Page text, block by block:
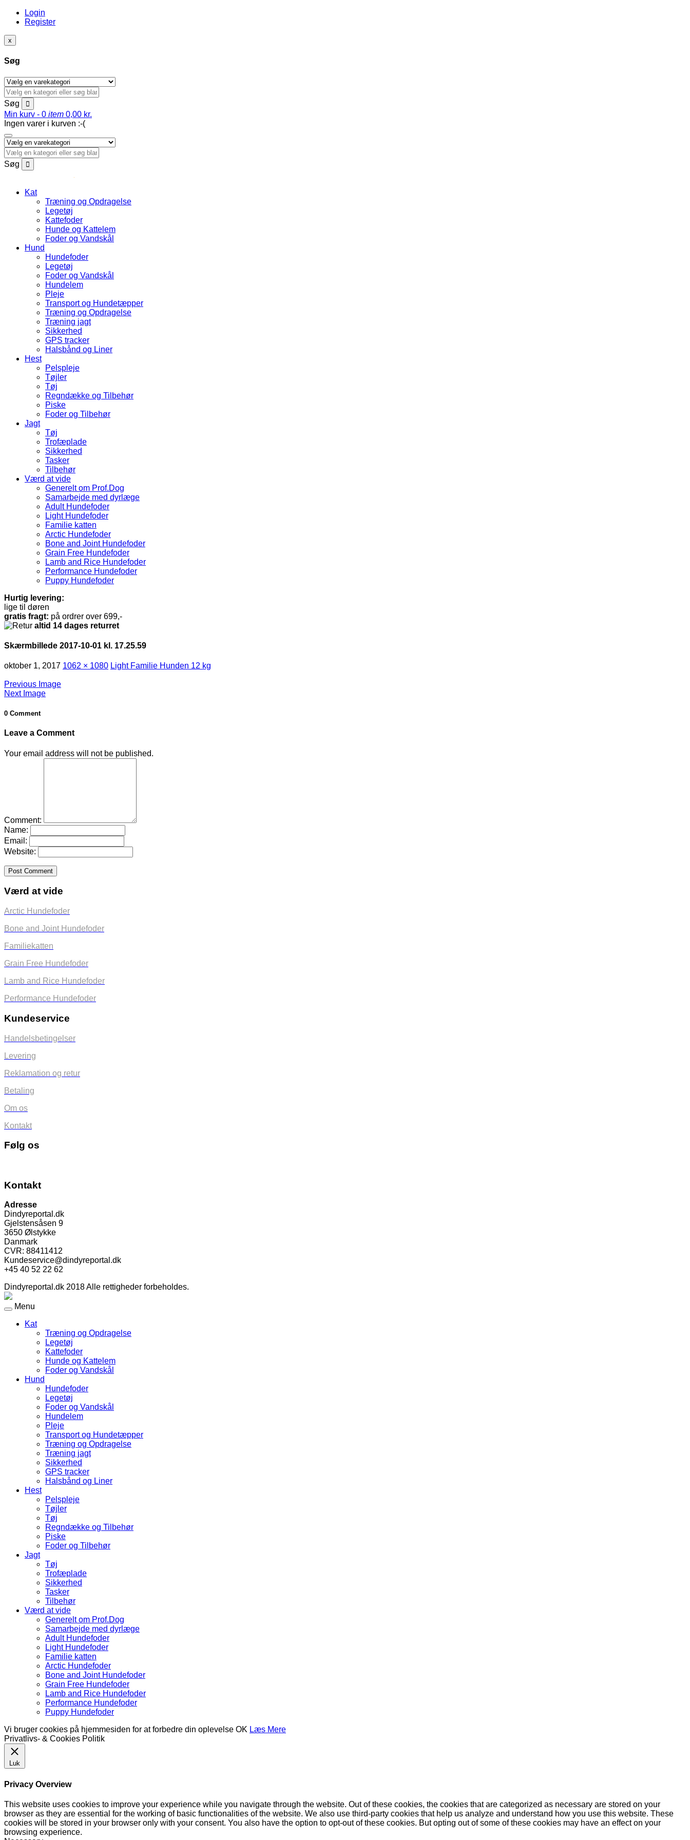
Login
Register
x
Søg
Søg
Min kurv - 0 item 0,00 kr.
Ingen varer i kurven :-(
Søg
Kat
Træning og Opdragelse
Legetøj
Kattefoder
Hunde og Kattelem
Foder og Vandskål
Hund
Hundefoder
Legetøj
Foder og Vandskål
Hundelem
Pleje
Transport og Hundetæpper
Træning og Opdragelse
Træning jagt
Sikkerhed
GPS tracker
Halsbånd og Liner
Hest
Pelspleje
Tøjler
Tøj
Regndække og Tilbehør
Piske
Foder og Tilbehør
Jagt
Tøj
Trofæplade
Sikkerhed
Tasker
Tilbehør
Værd at vide
Generelt om Prof.Dog
Samarbejde med dyrlæge
Adult Hundefoder
Light Hundefoder
Familie katten
Arctic Hundefoder
Bone and Joint Hundefoder
Grain Free Hundefoder
Lamb and Rice Hundefoder
Performance Hundefoder
Puppy Hundefoder
Hurtig levering:
lige til døren
gratis fragt: på ordrer over 699,-
altid 14 dages returret
Skærmbillede 2017-10-01 kl. 17.25.59
oktober 1, 2017 1062 × 1080 Light Familie Hunden 12 kg
Previous Image
Next Image
0 Comment
Leave a Comment
Your email address will not be published.
Comment:
Name:
Email:
Website:
Værd at vide
Arctic Hundefoder
Bone and Joint Hundefoder
Familiekatten
Grain Free Hundefoder
Lamb and Rice Hundefoder
Performance Hundefoder
Kundeservice
Handelsbetingelser
Levering
Reklamation og retur
Betaling
Om os
Kontakt
Følg os
Kontakt
Adresse
Dindyreportal.dk
Gjelstensåsen 9
3650 Ølstykke
Danmark
CVR: 88411412
Kundeservice@dindyreportal.dk
+45 40 52 22 62
Dindyreportal.dk 2018 Alle rettigheder forbeholdes.
Menu
Kat
Træning og Opdragelse
Legetøj
Kattefoder
Hunde og Kattelem
Foder og Vandskål
Hund
Hundefoder
Legetøj
Foder og Vandskål
Hundelem
Pleje
Transport og Hundetæpper
Træning og Opdragelse
Træning jagt
Sikkerhed
GPS tracker
Halsbånd og Liner
Hest
Pelspleje
Tøjler
Tøj
Regndække og Tilbehør
Piske
Foder og Tilbehør
Jagt
Tøj
Trofæplade
Sikkerhed
Tasker
Tilbehør
Værd at vide
Generelt om Prof.Dog
Samarbejde med dyrlæge
Adult Hundefoder
Light Hundefoder
Familie katten
Arctic Hundefoder
Bone and Joint Hundefoder
Grain Free Hundefoder
Lamb and Rice Hundefoder
Performance Hundefoder
Puppy Hundefoder
Vi bruger cookies på hjemmesiden for at forbedre din oplevelse OK Læs Mere
Privatlivs- & Cookies Politik
Luk
Privacy Overview
This website uses cookies to improve your experience while you navigate through the website. Out of these cookies, the cookies that are categorized as necessary are stored on your
browser as they are essential for the working of basic functionalities of the website. We also use third-party cookies that help us analyze and understand how you use this website. These
cookies will be stored in your browser only with your consent. You also have the option to opt-out of these cookies. But opting out of some of these cookies may have an effect on your
browsing experience.